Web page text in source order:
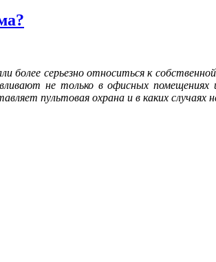
более серьезно относиться к
не только в офисных
пультовая охрана и в каких случаях